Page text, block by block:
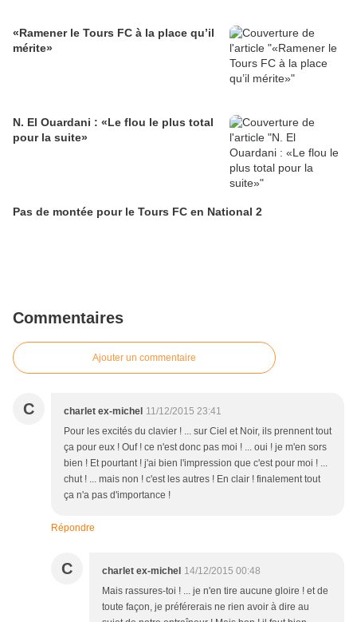
«Ramener le Tours FC à la place qu’il
mérite»
N. El Ouardani : «Le flou le plus total
pour la suite»
Pas de montée pour le Tours FC en National 2
Commentaires
Ajouter un commentaire
C charlet ex-michel 11/12/2015 23:41
Pour les excités du clavier ! ... sur Ciel et Noir, ils prennent tout
ça pour eux ! Ouf ! ce n'est donc pas moi ! ... oui ! je m'en sors
bien ! Et pourtant ! j'ai bien l'impression que c'est pour moi ! ...
chut ! ... mais non ! c'est les autres ! En clair ! finalement tout
ça n'a pas d'importance !
Répondre
C charlet ex-michel 14/12/2015 00:48
Mais rassures-toi ! ... je n'en tire aucune gloire ! et de
toute façon, je préférerais ne rien avoir à dire au